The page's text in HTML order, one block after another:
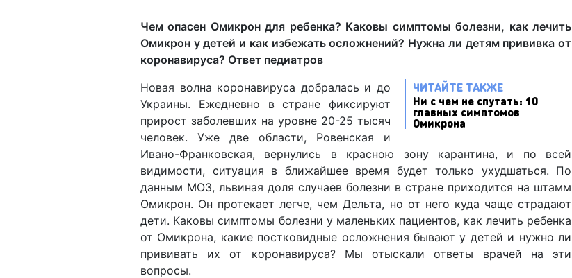
Чем опасен Омикрон для ребенка? Каковы симптомы болезни, как лечить
Омикрон у детей и как избежать осложнений? Нужна ли детям прививка от
коронавируса? Ответ педиатров
ЧИТАЙТЕ ТАКЖЕ
Ни с чем не спутать: 10
главных симптомов
Омикрона
Новая волна коронавируса добралась и до
Украины. Ежедневно в стране фиксируют
прирост заболевших на уровне 20-25 тысяч
человек. Уже две области, Ровенская и
Ивано-Франковская, вернулись в красною зону карантина, и по всей
видимости, ситуация в ближайшее время будет только ухудшаться. По
данным МОЗ, львиная доля случаев болезни в стране приходится на штамм
Омикрон. Он протекает легче, чем Дельта, но от него куда чаще страдают
дети. Каковы симптомы болезни у маленьких пациентов, как лечить ребенка
от Омикрона, какие постковидные осложнения бывают у детей и нужно ли
прививать их от коронавируса? Мы отыскали ответы врачей на эти
вопросы.